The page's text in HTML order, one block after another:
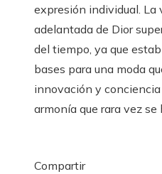
expresión individual. La
adelantada de Dior
del tiempo, ya que
bases para una moda
innovación y
armonía que rara vez se
Compartir